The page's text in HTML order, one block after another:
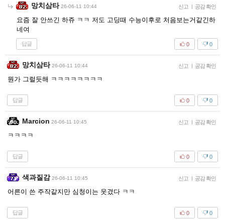
망치삼타 26-06-11 10:44 신고 | 공감 확인
요즘 잘 안쓰긴 하쥬 ㅋㅋ 저도 고딩때 수능이후로 처음보는거같긴하
네여
답글 0
0
망치삼타 26-06-11 10:44 신고 | 공감 확인
뭔가 그럴듯해 ㅋㅋㅋㅋㅋㅋㅋㅋ
답글 0
0
Marcion 26-06-11 10:45 신고 | 공감 확인
ㅋㅋㅋㅋ
답글 0
0
색과질감 26-06-11 10:45 신고 | 공감 확인
어른이 쓴 주작같지만 심청이는 웃겼다 ㅋㅋ
답글 0
0